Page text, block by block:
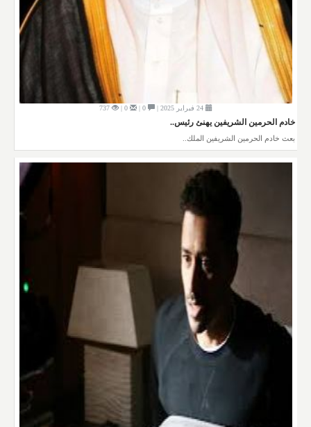
737
خادم الحرمين الشريفين يهنئ رئيس..
بعث خادم الحرمين الشريفين الملك..